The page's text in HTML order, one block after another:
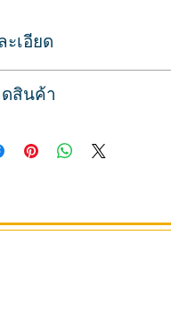
ะเอียด
สำหรับใส่เก้าอี้ รถเข็น หรือตู้
สินค้า